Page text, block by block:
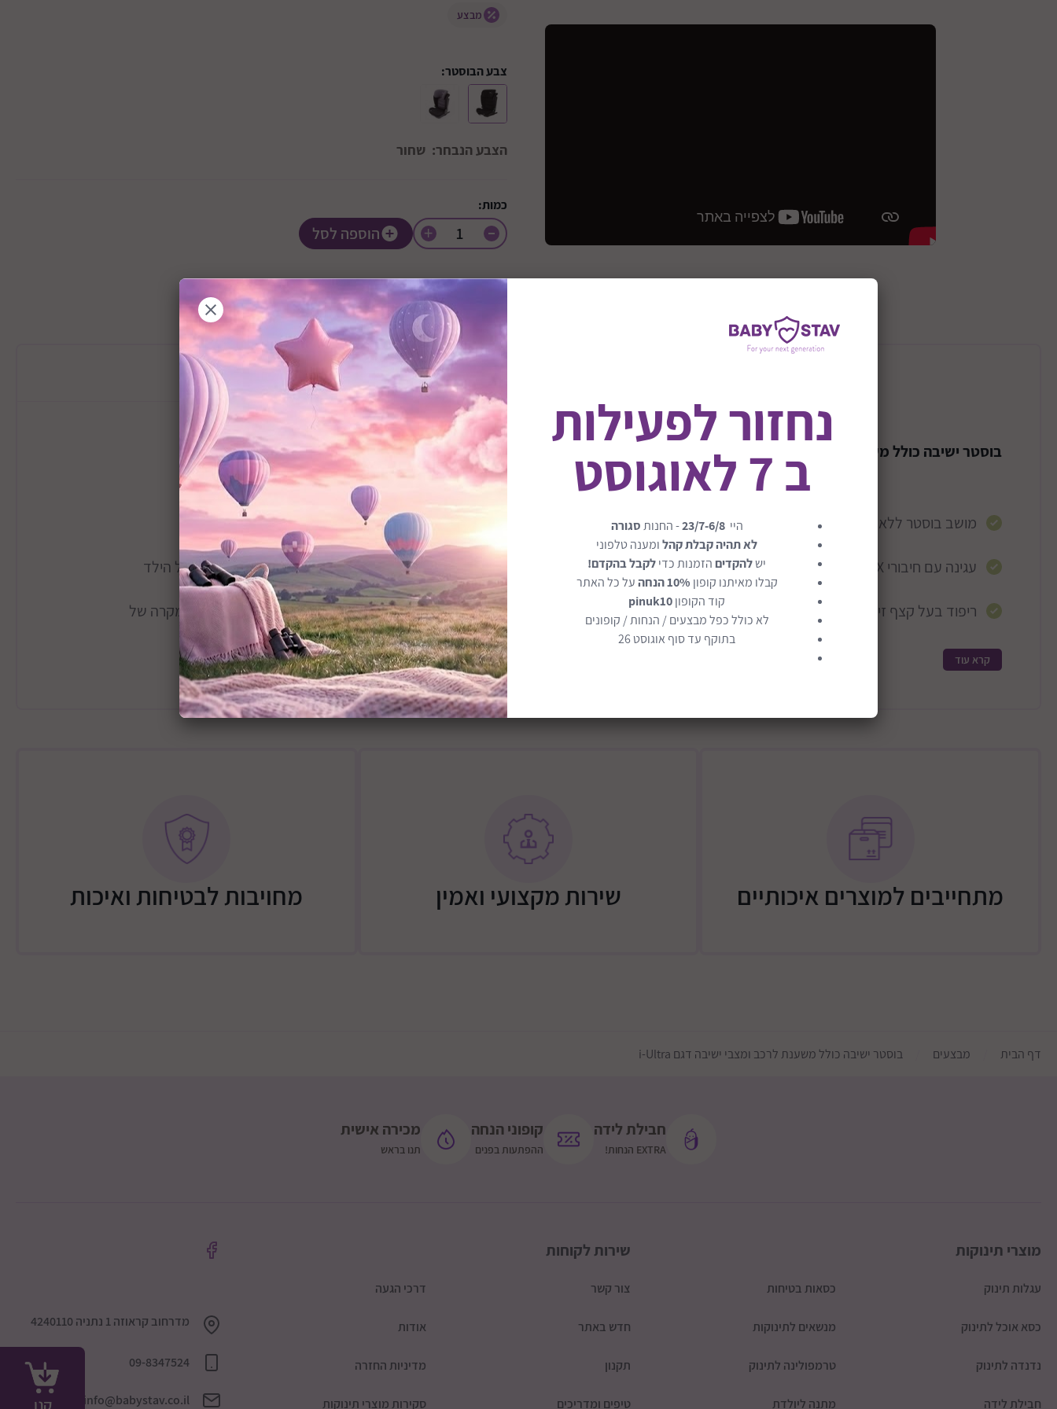
מבצע
צבע הבוסטר:
הצבע הנבחר: שחור
כמות:
+ הוספה לסל
מידע כללי
בוסטר ישיבה כולל משענת לרכב ומצבי ישיבה דגם i-Ultra
מושב בוסטר ללא רצועות בתקן אירופאי i-Size R129 העדכני והמחמיר מתאים לשימוש בין 100-150 ס"מ
עגינה עם חיבורי ISOFIX נשלפים משענת ראש מתכווננת עם 10 מצבים להגנה מקסימאלית על הילד
ריפוד בעל קצף זיכרון סופח זעזוע נעים ורך
בעל 4 מצבי ישיבה אשר מונעים את נפילת הראש קדימה במקרה של
הירדמות
משקל: 7.4 ק"ג
קרא עוד
מתחייבים למוצרים איכותיים שירות מקצועי ואמין מחויבות לבטיחות ואיכות
דף הבית מבצעים בוסטר ישיבה כולל משענת לרכב ומצבי ישיבה דגם i-Ultra
חבילת לידה
EXTRA הנחות!
קופוני הנחה
ההפתעות בפנים
מכירה אישית
תנו בראש
מוצרי תינוקות
עגלות תינוק כסאות בטיחות
כסא אוכל לתינוק מנשאים לתינוקות
נדנדה לתינוק טרמפולינה לתינוק
חבילת לידה מתנה ליולדת
שירות לקוחות
צור קשר דרכי הגעה
חדש באתר אודות
תקנון מדיניות החזרה
טיפים ומדריכים סקירות מוצרי תינוקות
מדרחוב קראוזה 1 נתניה 4240110
09-8347524
info@babystav.co.il
נחזור לפעילות
ב 7 לאוגוסט
היי23/7-6/8- החנותסגורה
לא תהיה קבלת קהלומענה טלפוני
ישלהקדיםהזמנות כדילקבל בהקדם!
קבלו מאיתנו קופון 10% הנחה
על כל האתר
קוד הקופוןpinuk10
לא כולל כפל מבצעים / הנחות / קופונים
בתוקף עד סוף אוגוסט 26